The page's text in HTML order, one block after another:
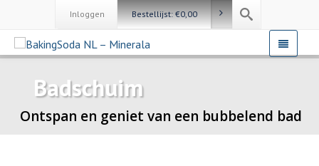
Inloggen Bestellijst:€0,00
Badschuim
Ontspan en geniet van een bubbelend bad